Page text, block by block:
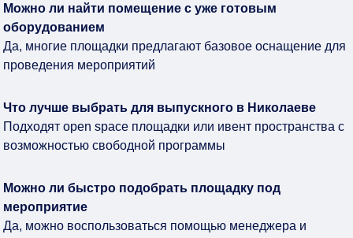
Можно ли найти помещение с уже готовым
оборудованием
Да, многие площадки предлагают базовое оснащение для
проведения мероприятий
Что лучше выбрать для выпускного в Николаеве
Подходят open space площадки или ивент пространства с
возможностью свободной программы
Можно ли быстро подобрать площадку под
мероприятие
Да, можно воспользоваться помощью менеджера и